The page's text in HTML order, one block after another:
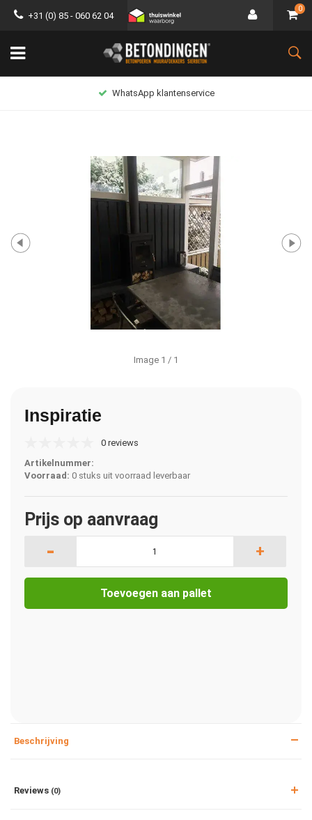
+31 (0) 85 - 060 62 04
0
WhatsApp klantenservice
Image 1 / 1
Inspiratie
0 reviews
Artikelnummer:
Voorraad: 0 stuks uit voorraad leverbaar
Prijs op aanvraag
- +
Toevoegen aan pallet
Beschrijving
Reviews (0)